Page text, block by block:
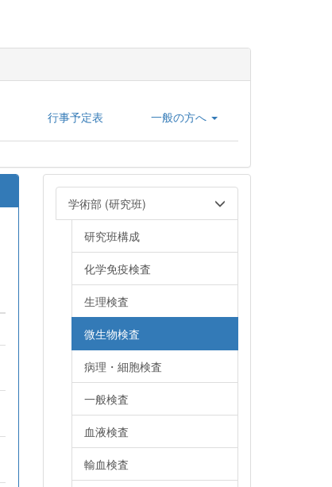
行事予定表 一般の方へ
学術部 (研究班)
研究班構成
化学免疫検査
生理検査
微生物検査
病理・細胞検査
一般検査
血液検査
輸血検査